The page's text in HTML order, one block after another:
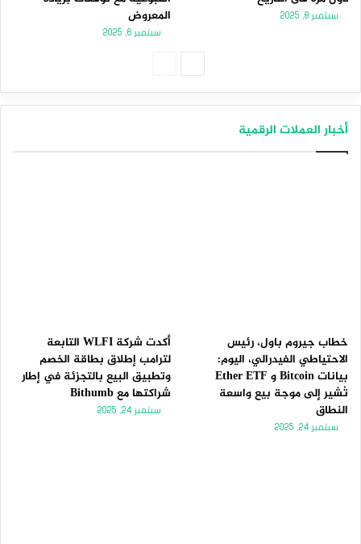
سبتمبر 8, 2025
المعروض
سبتمبر 6, 2025
أخبار العملات الرقمية
خطاب جيروم باول، رئيس
الاحتياطي الفيدرالي، اليوم:
بيانات Bitcoin و Ether ETF
تُشير إلى موجة بيع واسعة
النطاق
سبتمبر 24, 2025
أكدت شركة WLFI التابعة
لترامب إطلاق بطاقة الخصم
وتطبيق البيع بالتجزئة في إطار
شراكتها مع Bithumb
سبتمبر 24, 2025